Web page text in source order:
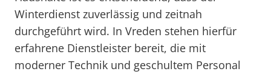
Winterdienst zuverlässig und zeitnah
durchgeführt wird. In Vreden stehen hierfür
erfahrene Dienstleister bereit, die mit
moderner Technik und geschultem Personal